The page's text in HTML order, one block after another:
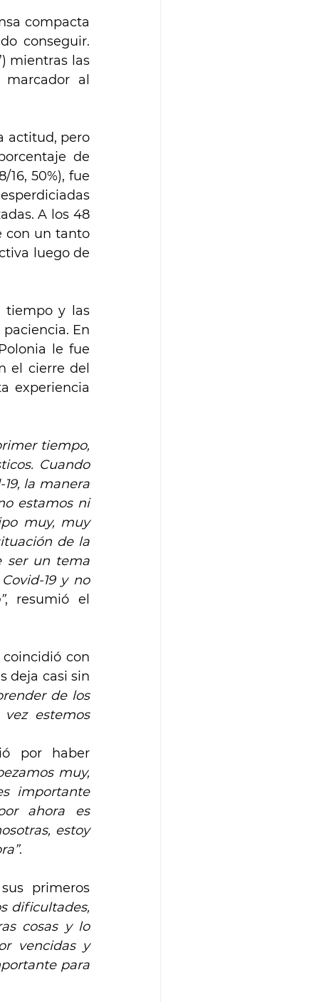
compacta
conseguir.
mientras las
al
actitud, pero
de
16, 50%), fue
A los 48
con un tanto
luego de
tiempo y las
En
le fue
el cierre del
experiencia
tiempo,
Cuando
la manera
estamos ni
muy, muy
de la
ser un tema
19 y no
, resumió el
con
deja casi sin
de los
estemos
por haber
muy,
importante
ahora es
estoy
.
primeros
dificultades,
cosas y lo
vencidas y
para